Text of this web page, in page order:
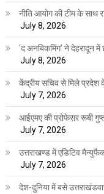
नीति आयोग की टीम के साथ
July 8, 2026
‘द अनबिकमिंग’ ने देहरादून
July 8, 2026
केंद्रीय सचिव से मिले प्रदेश
July 7, 2026
आईएमए की प्रोफेसर रूबी
July 7, 2026
उत्तराखण्ड में एडिटिव
July 7, 2026
देश-दुनिया में बसे